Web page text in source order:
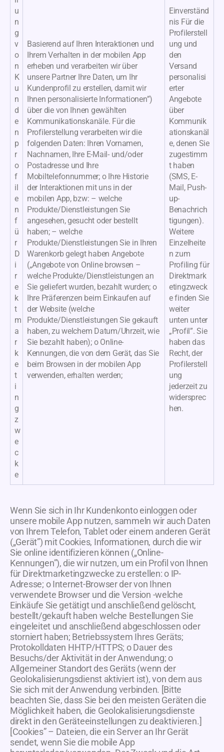
u
n
g
v
o
n
K
u
n
d
e
n
p
r
o
f
il
e
n
f
ü
r
D
i
r
e
k
t
m
a
r
k
e
t
i
n
g
z
w
e
c
k
e
Basierend auf Ihren Interaktionen und
Ihrem Verhalten in der mobilen App
erheben und verarbeiten wir über
unsere Partner Ihre Daten, um Ihr
Kundenprofil zu erstellen, damit wir
Ihnen personalisierte Informationen”)
über die von Ihnen gewählten
Kommunikationskanäle. Für die
Profilerstellung verarbeiten wir die
folgenden Daten: Ihren Vornamen,
Nachnamen, Ihre E-Mail- und/oder
Postadresse und Ihre
Mobiltelefonnummer; o Ihre Historie
der Interaktionen mit uns in der
mobilen App, bzw: – welche
Produkte/Dienstleistungen Sie
angesehen, gesucht oder bestellt
haben; – welche
Produkte/Dienstleistungen Sie in Ihren
Warenkorb gelegt haben Angebote
(„Angebote von Online browsen –
welche Produkte/Dienstleistungen an
Sie geliefert wurden, bezahlt wurden; o
Ihre Präferenzen beim Einkaufen auf
der Website (welche
Produkte/Dienstleistungen Sie gekauft
haben, zu welchem Datum/Uhrzeit, wie
Sie bezahlt haben); o Online-
Kennungen, die von dem Gerät, das Sie
beim Browsen in der mobilen App
verwenden, erhalten werden;
Einverständ
nis Für die
Profilerstell
ung und
den
Versand
personalisi
erter
Angebote
über
Kommunik
ationskanäl
e, denen Sie
zugestimm
t haben
(SMS, E-
Mail, Push-
up-
Benachrich
tigungen).
Weitere
Einzelheite
n zum
Profiling für
Direktmark
etingzweck
e finden Sie
weiter
unten unter
„Profil”. Sie
haben das
Recht, der
Profilerstell
ung
jederzeit zu
widersprec
hen.
Wenn Sie sich in Ihr Kundenkonto einloggen oder
unsere mobile App nutzen, sammeln wir auch Daten
von Ihrem Telefon, Tablet oder einem anderen Gerät
(„Gerät”) mit Cookies, Informationen, durch die wir
Sie online identifizieren können („Online-
Kennungen”), die wir nutzen, um ein Profil von Ihnen
für Direktmarketingzwecke zu erstellen: o IP-
Adresse; o Internet-Browser der von Ihnen
verwendete Browser und die Version -welche
Einkäufe Sie getätigt und anschließend gelöscht,
bestellt/gekauft haben welche Bestellungen Sie
eingeleitet und anschließend abgeschlossen oder
storniert haben; Betriebssystem Ihres Geräts;
Protokolldaten HHTP/HTTPS; o Dauer des
Besuchs/der Aktivität in der Anwendung; o
Allgemeiner Standort des Geräts (wenn der
Geolokalisierungsdienst aktiviert ist), von dem aus
Sie sich mit der Anwendung verbinden. [Bitte
beachten Sie, dass Sie bei den meisten Geräten die
Möglichkeit haben, die Geolokalisierungsdienste
direkt in den Geräteeinstellungen zu deaktivieren.]
[Cookies” – Dateien, die ein Server an Ihr Gerät
sendet, wenn Sie die mobile App